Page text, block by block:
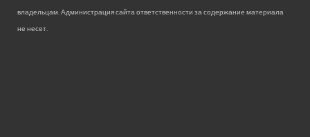
владельцам. Администрация сайта ответственности за содержание материала
не несет.